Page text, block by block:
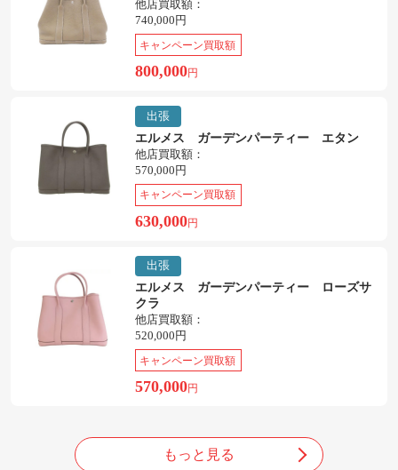
他店買取額：
740,000円
キャンペーン買取額
800,000円
出張
エルメス ガーデンパーティー エタン
他店買取額：
570,000円
キャンペーン買取額
630,000円
出張
エルメス ガーデンパーティー ローズサ
クラ
他店買取額：
520,000円
キャンペーン買取額
570,000円
もっと見る